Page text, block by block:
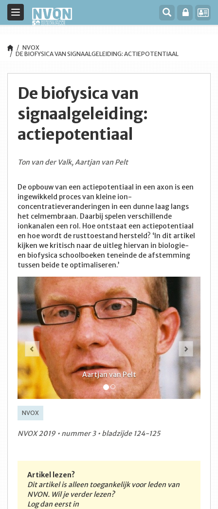
Toggle
navigation
NVOX
DE BIOFYSICA VAN SIGNAALGELEIDING: ACTIEPOTENTIAAL
De biofysica van
signaalgeleiding:
actiepotentiaal
Ton van der Valk, Aartjan van Pelt
De opbouw van een actiepotentiaal in een axon is een
ingewikkeld proces van kleine ion-
concentratieveranderingen in een dunne laag langs
het celmembraan. Daarbij spelen verschillende
ionkanalen een rol. Hoe ontstaat een actiepotentiaal
en hoe wordt de rusttoestand hersteld? ‘In dit artikel
kijken we kritisch naar de uitleg hiervan in biologie-
en biofysica schoolboeken teneinde de afstemming
tussen beide te optimaliseren.’
Aartjan van Pelt
Vorige
NVOX
NVOX 2019 • nummer 3 • bladzijde 124-125
Artikel lezen?
Dit artikel is alleen toegankelijk voor leden van
NVON. Wil je verder lezen?
Log dan eerst in